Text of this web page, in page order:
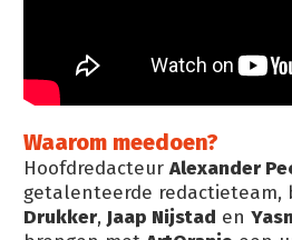
Waarom meedoen?
HoofdredacteurAlexander
getalenteerde redactieteam,
Drukker, Jaap Nijstad en